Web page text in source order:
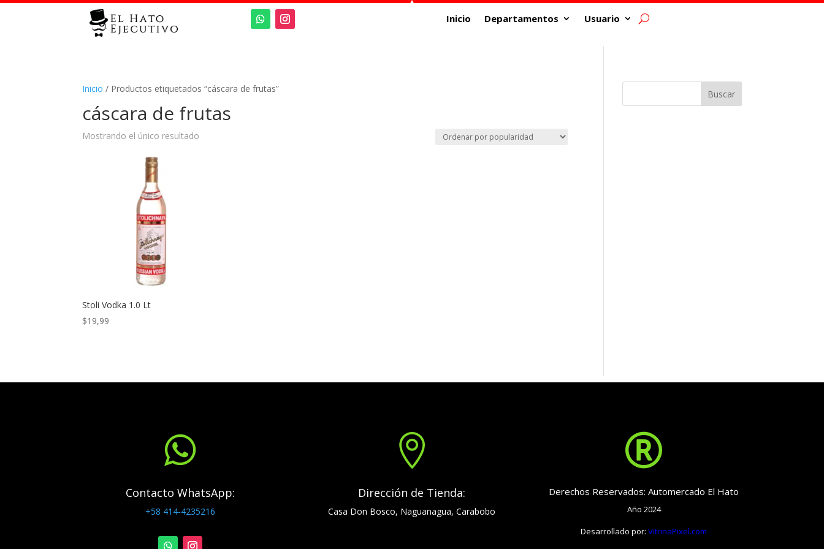
Inicio Departamentos Usuario
Inicio / Productos etiquetados “cáscara de frutas”
cáscara de frutas
Mostrando el único resultado
Stoli Vodka 1.0 Lt
$19,99
Buscar

Contacto WhatsApp:
+58 414-4235216

Dirección de Tienda:
Casa Don Bosco, Naguanagua, Carabobo

Derechos Reservados: Automercado El Hato
Año 2024
Desarrollado por:VitrinaPixel.com